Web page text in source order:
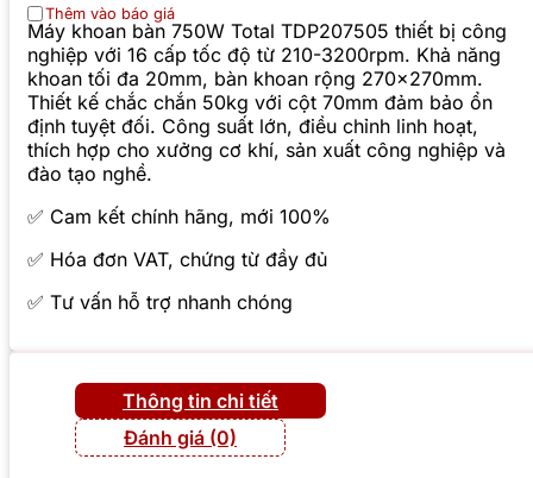
Thêm vào báo giá
Máy khoan bàn 750W Total TDP207505 thiết bị công
nghiệp với 16 cấp tốc độ từ 210-3200rpm. Khả năng
khoan tối đa 20mm, bàn khoan rộng 270x270mm.
Thiết kế chắc chắn 50kg với cột 70mm đảm bảo ổn
định tuyệt đối. Công suất lớn, điều chỉnh linh hoạt,
thích hợp cho xưởng cơ khí, sản xuất công nghiệp và
đào tạo nghề.
✅ Cam kết chính hãng, mới 100%
✅ Hóa đơn VAT, chứng từ đầy đủ
✅ Tư vấn hỗ trợ nhanh chóng
Thông tin chi tiết
Đánh giá (0)